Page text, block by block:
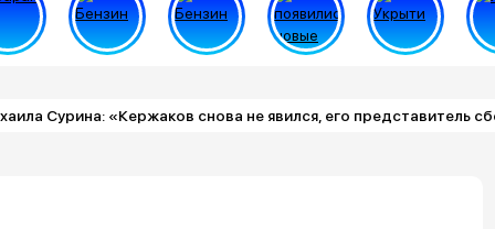
Сурина: «Кержаков снова не явился, его представитель